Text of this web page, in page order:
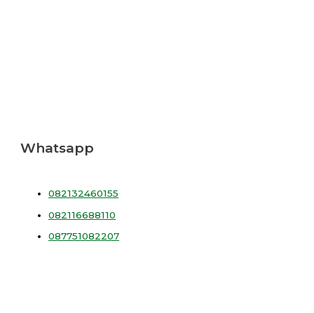
Whatsapp
082132460155
082116688110
087751082207